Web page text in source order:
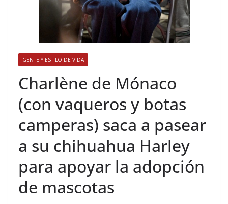
GENTE Y ESTILO DE VIDA
​Charlène de Mónaco
(con vaqueros y botas
camperas) saca a pasear
a su chihuahua Harley
para apoyar la adopción
de mascotas